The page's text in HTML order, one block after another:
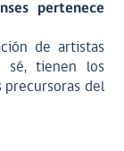
pertenece
de artistas
sé, tienen los
precursoras del